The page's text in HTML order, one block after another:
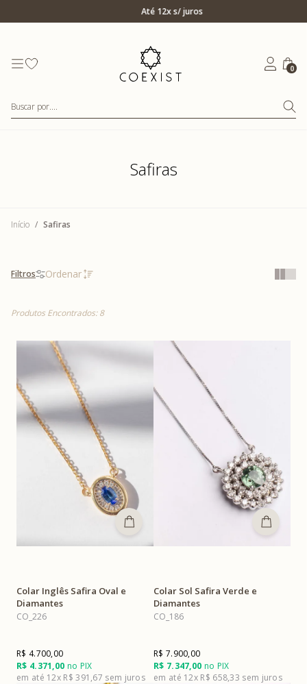
Até 12x s/ juros
Ir para Home Prata
0
Buscar por....
Safiras
Início Safiras
Filtros
Produtos Encontrados: 8
Colar Inglês Safira Oval e
Diamantes
CO_226
R$ 4.371,00 no PIX
R$ 4.700,00
12x R$ 391,67
Colar Sol Safira Verde e
Diamantes
CO_186
R$ 7.347,00 no PIX
R$ 7.900,00
12x R$ 658,33